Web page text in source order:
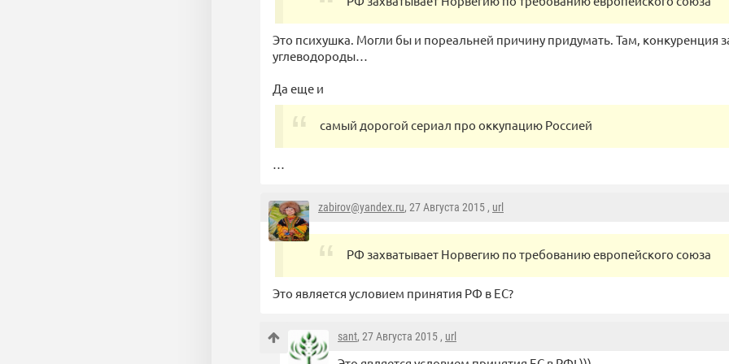
Это психушка. Могли бы и пореальней причину придумать. Там, конкуренция
углеводороды…
Да еще и
самый дорогой сериал про оккупацию Россией
…
zabirov@yandex.ru, 27 Августа 2015 , url
РФ захватывает Норвегию по требованию европейского союза
Это является условием принятия РФ в ЕС?
sant, 27 Августа 2015 , url